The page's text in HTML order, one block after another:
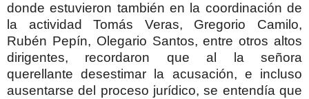
donde estuvieron también en la coordinación de
la actividad Tomás Veras, Gregorio Camilo,
Rubén Pepín, Olegario Santos, entre otros altos
dirigentes, recordaron que al la señora
querellante desestimar la acusación, e incluso
ausentarse del proceso jurídico, se entendía que